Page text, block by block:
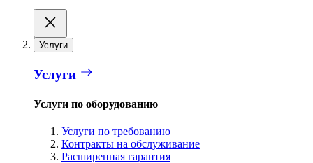
Услуги
Услуги
Услуги по оборудованию
Услуги по требованию
Контракты на обслуживание
Расширенная гарантия